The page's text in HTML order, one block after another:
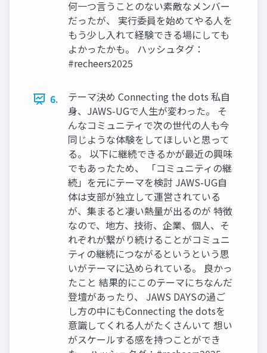
何一つ言うことのない素敵なメンバー
だったが、 実行委員を始めてやる人を
もう少し入れて経験できる場にしても
よかったかも。 ハッシュタグ：
#recheers2025
6.
テーマ決め Connecting the dots 私自
身、JAWS-UGで人生が変わった。 そ
んなコミュニティで次の世代の人も今
同じような体験をしてほしいと思って
る。 以下に継続できるかが最近の興味
でもあったため、 「コミュニティの継
続」を元にテーマを検討 JAWS-UG自
体は支部が独立して運営されている
が、集まると凄い熱量が出るのが 特徴
なので、地方、技術、企業、個人、そ
れぞれが繋がり続けることがコミュニ
ティの継続につながるというという思
いがテーマに込められている。 良かっ
たこと 結果的にこのテーマにちなんだ
登壇があったり、 JAWS DAYSの過ご
し方の中にもConnecting the dotsを
意識してくれる人がたくさんいて 想い
がスケールする感を持つことができ